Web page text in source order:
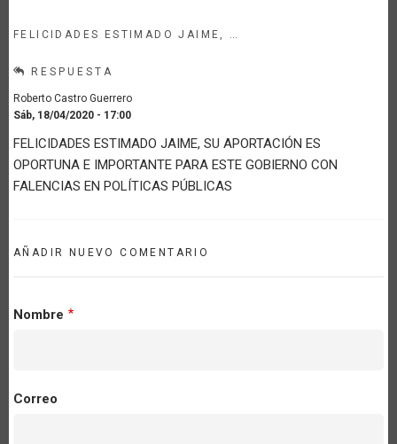
FELICIDADES ESTIMADO JAIME, …
RESPUESTA
Roberto Castro Guerrero
Sáb, 18/04/2020 - 17:00
FELICIDADES ESTIMADO JAIME, SU APORTACIÓN ES
OPORTUNA E IMPORTANTE PARA ESTE GOBIERNO CON
FALENCIAS EN POLÍTICAS PÚBLICAS
AÑADIR NUEVO COMENTARIO
Nombre
Correo